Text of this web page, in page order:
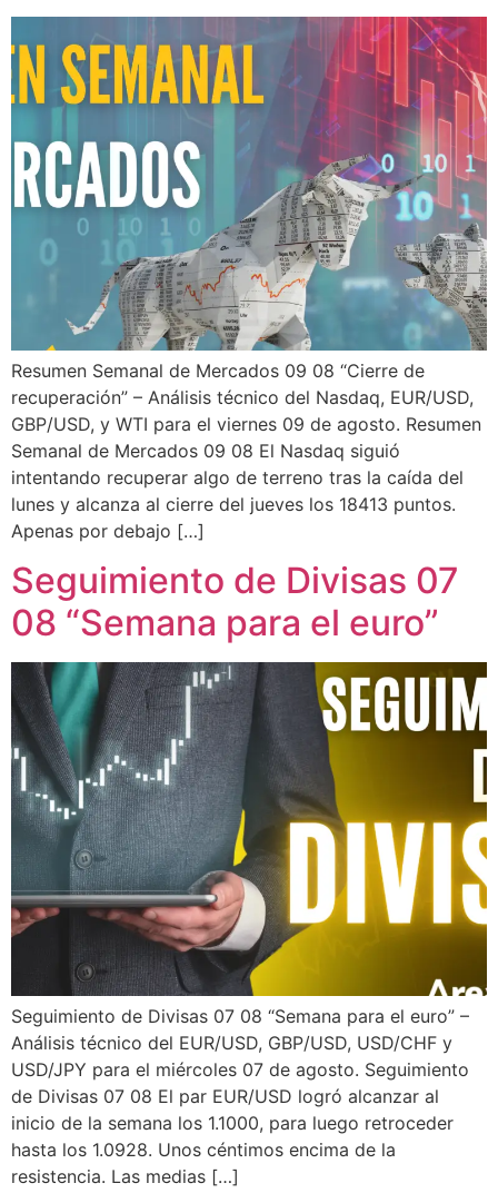
Resumen Semanal de Mercados 09 08 “Cierre de
recuperación” – Análisis técnico del Nasdaq, EUR/USD,
GBP/USD, y WTI para el viernes 09 de agosto. Resumen
Semanal de Mercados 09 08 El Nasdaq siguió
intentando recuperar algo de terreno tras la caída del
lunes y alcanza al cierre del jueves los 18413 puntos.
Apenas por debajo […]
Seguimiento de Divisas 07
08 “Semana para el euro”
Seguimiento de Divisas 07 08 “Semana para el euro” –
Análisis técnico del EUR/USD, GBP/USD, USD/CHF y
USD/JPY para el miércoles 07 de agosto. Seguimiento
de Divisas 07 08 El par EUR/USD logró alcanzar al
inicio de la semana los 1.1000, para luego retroceder
hasta los 1.0928. Unos céntimos encima de la
resistencia. Las medias […]